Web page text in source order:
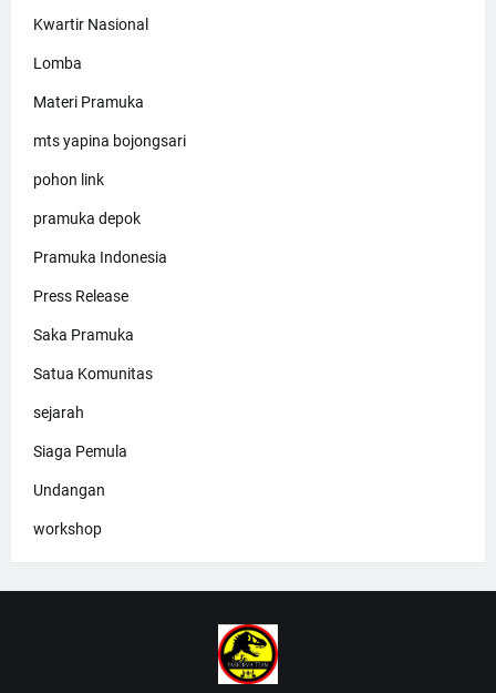
Kwartir Nasional
Lomba
Materi Pramuka
mts yapina bojongsari
pohon link
pramuka depok
Pramuka Indonesia
Press Release
Saka Pramuka
Satua Komunitas
sejarah
Siaga Pemula
Undangan
workshop